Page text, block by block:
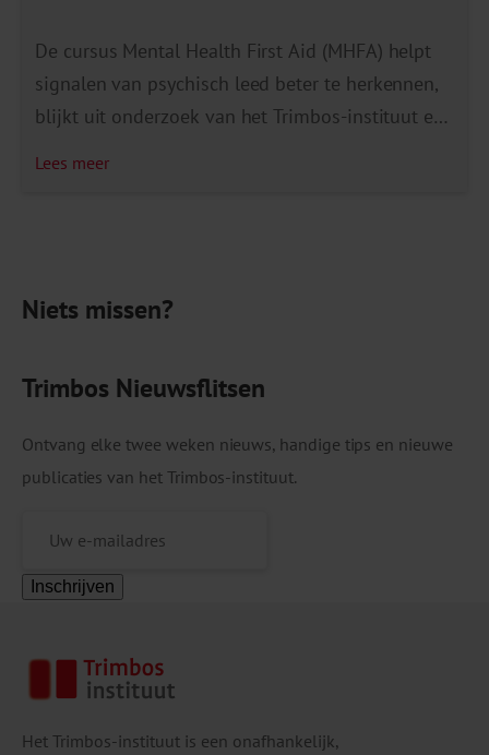
Niets missen?
Trimbos Nieuwsflitsen
Ontvang elke twee weken nieuws, handige tips en nieuwe
publicaties van het Trimbos-instituut.
Inschrijven
De cursus Mental Health First Aid (MHFA) helpt
signalen van psychisch leed beter te herkennen,
blijkt uit onderzoek van het Trimbos-instituut en
Lees meer
Het Trimbos-instituut is een onafhankelijk,